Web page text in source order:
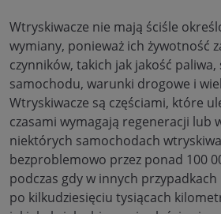
Wtryskiwacze nie mają ściśle
wymiany, ponieważ ich żywotność
czynników, takich jak jakość
samochodu, warunki drogowe i
Wtryskiwacze są częściami, które
czasami wymagają regeneracji lub
niektórych samochodach
bezproblemowo przez ponad 100
podczas gdy w innych
po kilkudziesięciu tysiącach